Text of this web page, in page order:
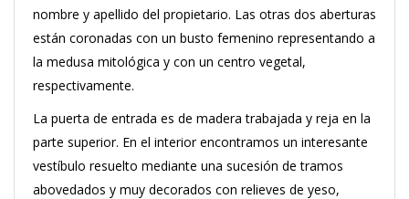
nombre y apellido del propietario. Las otras dos aberturas
están coronadas con un busto femenino representando a
la medusa mitológica y con un centro vegetal,
respectivamente.
La puerta de entrada es de madera trabajada y reja en la
parte superior. En el interior encontramos un interesante
vestíbulo resuelto mediante una sucesión de tramos
abovedados y muy decorados con relieves de yeso,